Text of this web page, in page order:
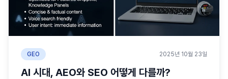
GEO 2025년 10월 23일
AI 시대, AEO와 SEO 어떻게 다를까?